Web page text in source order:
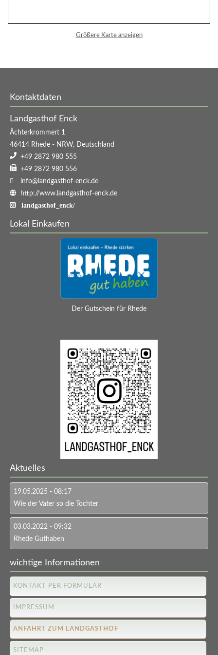
Größere Karte anzeigen
Kontaktdaten
Landgasthof Enck
Ächterkrommert 1
46414 Rhede - NRW, Deutschland
+49 2872 980 555
+49 2872 980 556
info@landgasthof-enck.de
http://www.landgasthof-enck.de
landgasthof_enck/
Lokal Einkaufen
Der Gutschein für Rhede
Aktuelles
19.05.2025 - 08:17
Wie der Vater so die Tochter
03.03.2022 - 09:32
Rhede Guthaben
wichtige Informationen
KONTAKT PER FORMULAR
IMPRESSUM
ANFAHRT ZUM LANDGASTHOF
SITEMAP
Ruhetage
Geschlossen an ...
Neujahr